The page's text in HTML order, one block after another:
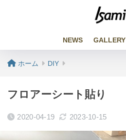
NEWS GALLERY
ホーム DIY
フロアーシート貼り
2020-04-19 2023-10-15